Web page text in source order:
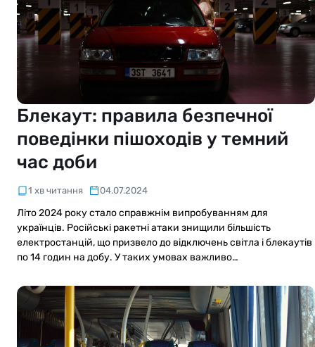
Блекаут: правила безпечної
поведінки пішоходів у темний
час доби
1 хв читання 04.07.2024
Літо 2024 року стало справжнім випробуванням для
українців. Російські ракетні атаки знищили більшість
електростанцій, що призвело до відключень світла і блекаутів
по 14 годин на добу. У таких умовах важливо…